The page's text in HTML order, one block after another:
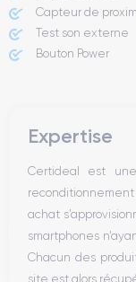
Capteur de
Test son externe
Bouton Power
Haut parleur
Bouton Home
Bluetooth
WiFi
Réseau
Vibreur
Expertise
Certideal est
achat
smartphones
Chacun des
site est alors